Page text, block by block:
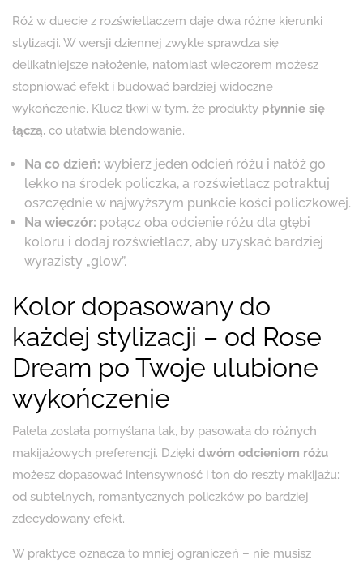
Róż w duecie z rozświetlaczem daje dwa różne kierunki
stylizacji. W wersji dziennej zwykle sprawdza się
delikatniejsze nałożenie, natomiast wieczorem możesz
stopniować efekt i budować bardziej widoczne
wykończenie. Klucz tkwi w tym, że produkty płynnie się
łączą, co ułatwia blendowanie.
Na co dzień: wybierz jeden odcień różu i nałóż go
lekko na środek policzka, a rozświetlacz potraktuj
oszczędnie w najwyższym punkcie kości policzkowej.
Na wieczór: połącz oba odcienie różu dla głębi
koloru i dodaj rozświetlacz, aby uzyskać bardziej
wyrazisty „glow”.
Kolor dopasowany do
każdej stylizacji – od Rose
Dream po Twoje ulubione
wykończenie
Paleta została pomyślana tak, by pasowała do różnych
makijażowych preferencji. Dzięki dwóm odcieniom różu
możesz dopasować intensywność i ton do reszty makijażu:
od subtelnych, romantycznych policzków po bardziej
zdecydowany efekt.
W praktyce oznacza to mniej ograniczeń – nie musisz